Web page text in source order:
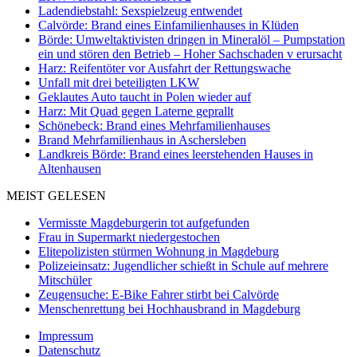
Ladendiebstahl: Sexspielzeug entwendet
Calvörde: Brand eines Einfamilienhauses in Klüden
Börde: Umweltaktivisten dringen in Mineralöl – Pumpstation
ein und stören den Betrieb – Hoher Sachschaden v erursacht
Harz: Reifentöter vor Ausfahrt der Rettungswache
Unfall mit drei beteiligten LKW
Geklautes Auto taucht in Polen wieder auf
Harz: Mit Quad gegen Laterne geprallt
Schönebeck: Brand eines Mehrfamilienhauses
Brand Mehrfamilienhaus in Aschersleben
Landkreis Börde: Brand eines leerstehenden Hauses in
Altenhausen
MEIST GELESEN
Vermisste Magdeburgerin tot aufgefunden
Frau in Supermarkt niedergestochen
Elitepolizisten stürmen Wohnung in Magdeburg
Polizeieinsatz: Jugendlicher schießt in Schule auf mehrere
Mitschüler
Zeugensuche: E-Bike Fahrer stirbt bei Calvörde
Menschenrettung bei Hochhausbrand in Magdeburg
Impressum
Datenschutz